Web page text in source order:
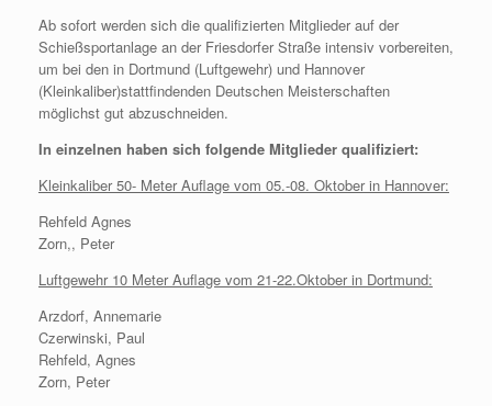
Ab sofort werden sich die qualifizierten Mitglieder auf der
Schießsportanlage an der Friesdorfer Straße intensiv vorbereiten,
um bei den in Dortmund (Luftgewehr) und Hannover
(Kleinkaliber)stattfindenden Deutschen Meisterschaften
möglichst gut abzuschneiden.
In einzelnen haben sich folgende Mitglieder qualifiziert:
Kleinkaliber 50- Meter Auflage vom 05.-08. Oktober in Hannover:
Rehfeld Agnes
Zorn,, Peter
Luftgewehr 10 Meter Auflage vom 21-22.Oktober in Dortmund:
Arzdorf, Annemarie
Czerwinski, Paul
Rehfeld, Agnes
Zorn, Peter